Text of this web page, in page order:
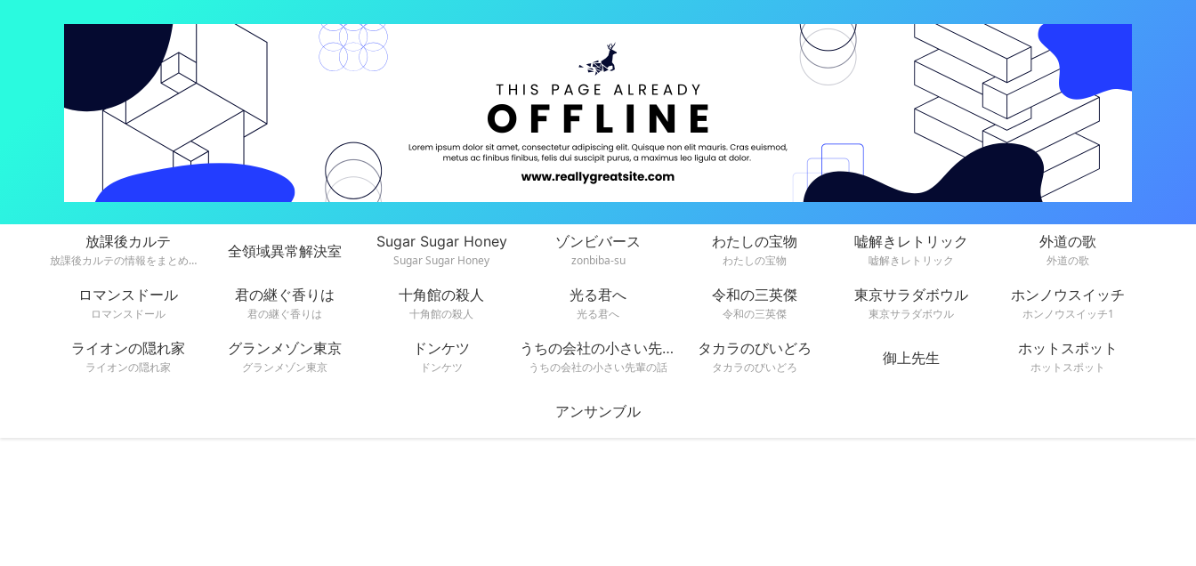
放課後カルテ
放課後カルテの情報をまとめています。
全領域異常解決室
Sugar Sugar Honey
Sugar Sugar Honey
ゾンビバース
zonbiba-su
わたしの宝物
わたしの宝物
嘘解きレトリック
嘘解きレトリック
外道の歌
外道の歌
ロマンスドール
ロマンスドール
君の継ぐ香りは
君の継ぐ香りは
十角館の殺人
十角館の殺人
光る君へ
光る君へ
令和の三英傑
令和の三英傑
東京サラダボウル
東京サラダボウル
ホンノウスイッチ
ホンノウスイッチ1
ライオンの隠れ家
ライオンの隠れ家
グランメゾン東京
グランメゾン東京
ドンケツ
ドンケツ
うちの会社の小さい先輩の話
うちの会社の小さい先輩の話
タカラのびいどろ
タカラのびいどろ
御上先生
ホットスポット
ホットスポット
アンサンブル